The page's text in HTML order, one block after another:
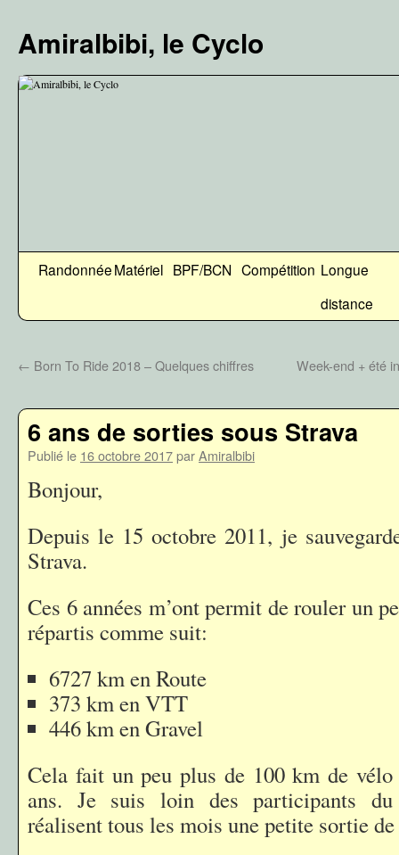
contenu
Amiralbibi, le Cyclo
RandonnéeMatériel BPF/BCN Compétition Longue
distance
← Born To Ride 2018 – Quelques chiffres Week-end + été
6 ans de sorties sous Strava
Publié le 16 octobre 2017parAmiralbibi
Bonjour,
Depuis le 15 octobre 2011, je
Strava.
Ces 6 années m’ont permit de rouler un
répartis comme suit:
6727 km en Route
373 km en VTT
446 km en Gravel
Cela fait un peu plus de 100 km de
ans. Je suis loin des participants
réalisent tous les mois une petite sortie